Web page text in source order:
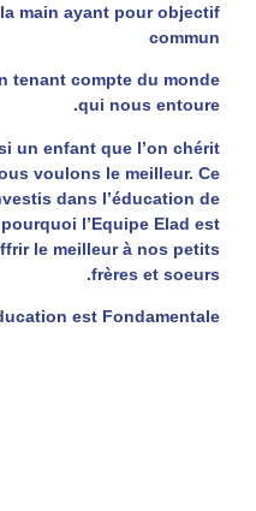
main ayant pour objectif
commun
tenant compte du monde
qui nous entoure.
un enfant que l’on chérit
voulons le meilleur. Ce
dans l’éducation de
l’Equipe Elad est
le meilleur à nos petits
frères et soeurs.
est Fondamentale !